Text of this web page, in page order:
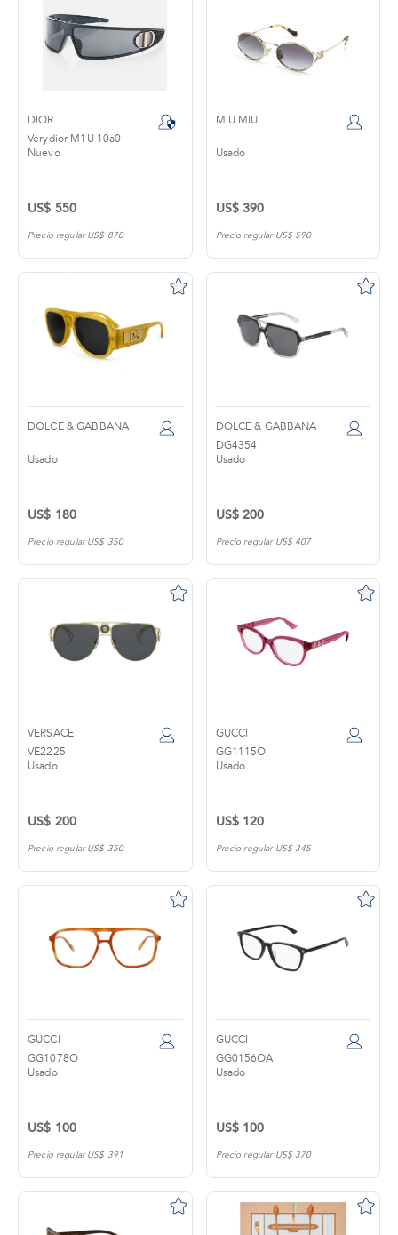
DIOR
Verydior M1U 10a0
Nuevo
US$ 550
Precio regular US$ 870
MIU MIU
Usado
US$ 390
Precio regular US$ 590
DOLCE & GABBANA
Usado
US$ 180
Precio regular US$ 350
DOLCE & GABBANA
DG4354
Usado
US$ 200
Precio regular US$ 407
VERSACE
VE2225
Usado
US$ 200
Precio regular US$ 350
GUCCI
GG1115O
Usado
US$ 120
Precio regular US$ 345
GUCCI
GG1078O
Usado
US$ 100
Precio regular US$ 391
GUCCI
GG0156OA
Usado
US$ 100
Precio regular US$ 370